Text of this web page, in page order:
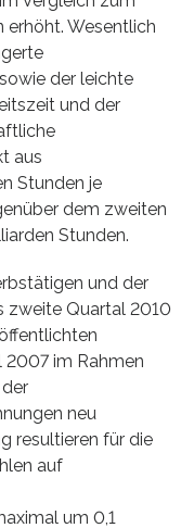
erhöht. Wesentlich
der leichte
und der
aus
Stunden je
dem zweiten
Stunden.
und der
zweite Quartal 2010
2007 im Rahmen
neu
resultieren für die
auf
um 0,1